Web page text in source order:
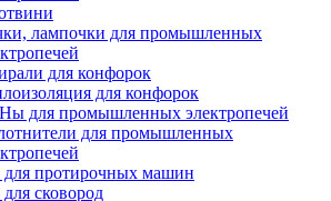
лампочки для промышленных
для конфорок
для конфорок
для промышленных электропечей
для промышленных
для протирочных машин
сковород